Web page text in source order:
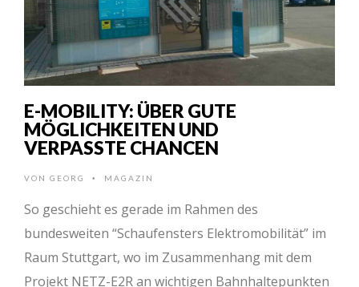
E-MOBILITY: ÜBER GUTE
MÖGLICHKEITEN UND
VERPASSTE CHANCEN
VON GEORG • MAGAZIN
So geschieht es gerade im Rahmen des
bundesweiten “Schaufensters Elektromobilität” im
Raum Stuttgart, wo im Zusammenhang mit dem
Projekt NETZ-E2R an wichtigen Bahnhaltepunkten